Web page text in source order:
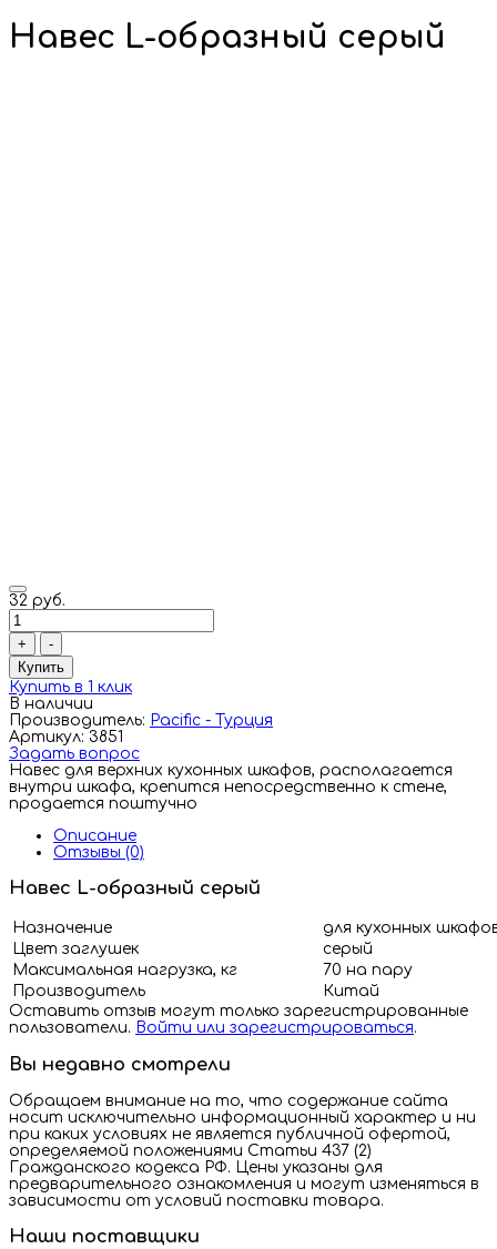
Навес L-образный серый
32 руб.
+
-
Купить
Купить в 1 клик
В наличии
Производитель: Pacific - Турция
Артикул: 3851
Задать вопрос
Навес для верхних кухонных шкафов, располагается
внутри шкафа, крепится непосредственно к стене,
продается поштучно
Описание
Отзывы (0)
Навес L-образный серый
Назначение
для кухонных
Цвет заглушек
серый
Максимальная нагрузка, кг
70 на пару
Производитель
Китай
Оставить отзыв могут только зарегистрированные
пользователи. Войти или зарегистрироваться.
Вы недавно смотрели
Обращаем внимание на то, что содержание сайта
носит исключительно информационный характер и ни
при каких условиях не является публичной офертой,
определяемой положениями Статьи 437 (2)
Гражданского кодекса РФ. Цены указаны для
предварительного ознакомления и могут изменяться в
зависимости от условий поставки товара.
Наши поставщики